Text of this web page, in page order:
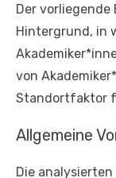
Der
Hintergrund, in
von
Standortfaktor
Allgemeine
Die